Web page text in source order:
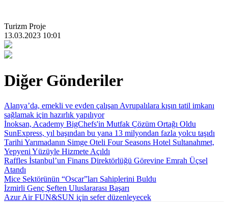
Turizm Proje
13.03.2023 10:01
Diğer Gönderiler
Alanya’da, emekli ve evden çalışan Avrupalılara kışın tatil imkanı
sağlamak için hazırlık yapılıyor
İnoksan, Academy BigChefs'in Mutfak Çözüm Ortağı Oldu
SunExpress, yıl başından bu yana 13 milyondan fazla yolcu taşıdı
Tarihi Yarımadanın Simge Oteli Four Seasons Hotel Sultanahmet,
Yepyeni Yüzüyle Hizmete Açıldı
Raffles İstanbul’un Finans Direktörlüğü Görevine Emrah Üçsel
Atandı
Mice Sektörünün “Oscar”ları Sahiplerini Buldu
İzmirli Genç Şeften Uluslararası Başarı
Azur Air FUN&SUN için sefer düzenleyecek